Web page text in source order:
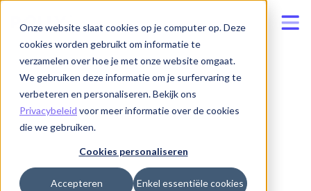
Onze website slaat cookies op je computer op. Deze
cookies worden gebruikt om informatie te
verzamelen over hoe je met onze website omgaat.
We gebruiken deze informatie om je surfervaring te
verbeteren en personaliseren. Bekijk ons
Privacybeleid voor meer informatie over de cookies
die we gebruiken.
Cookies personaliseren
Accepteren Enkel essentiële cookies